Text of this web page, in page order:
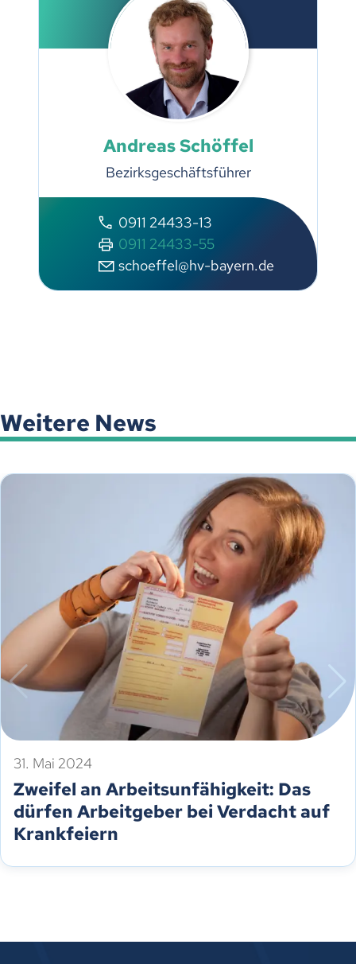
Andreas Schöffel
Bezirksgeschäftsführer
0911 24433-13
0911 24433-55
schoeffel@hv-bayern.de
Weitere News
31. Mai 2024
Zweifel an Arbeitsunfähigkeit: Das
dürfen Arbeitgeber bei Verdacht auf
Krankfeiern